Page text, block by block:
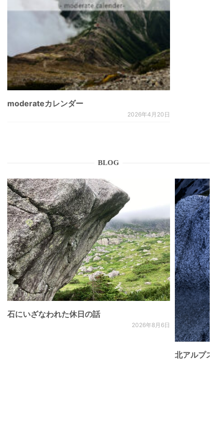
moderateカレンダー
2026年4月20日
BLOG
石にいざなわれた休日の話
2026年8月6日
北アルプ